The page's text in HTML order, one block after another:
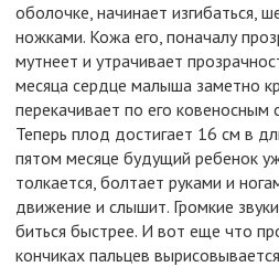
оболочке, начинает изгибаться,
ножками. Кожа его, поначалу
мутнеет и утрачивает
месяца сердце малыша заметно
перекачивает по его ковеносным
Теперь плод достигает 16 см в
пятом месяце будущий ребенок
толкается, болтает руками и
движение и слышит. Громкие
биться быстрее. И вот еще что
кончиках пальцев